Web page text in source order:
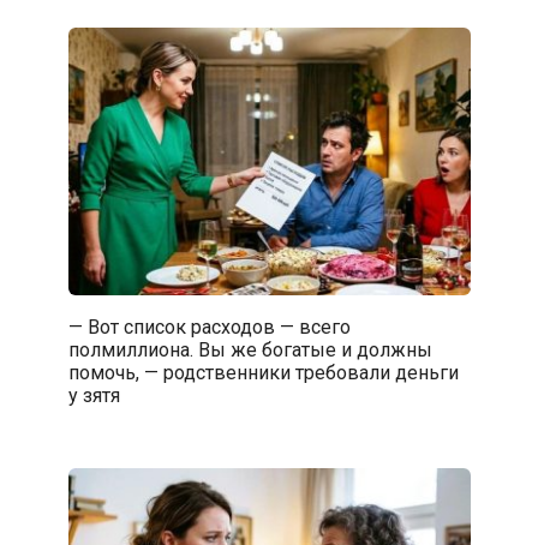
— Вот список расходов — всего
полмиллиона. Вы же богатые и должны
помочь, — родственники требовали деньги
у зятя